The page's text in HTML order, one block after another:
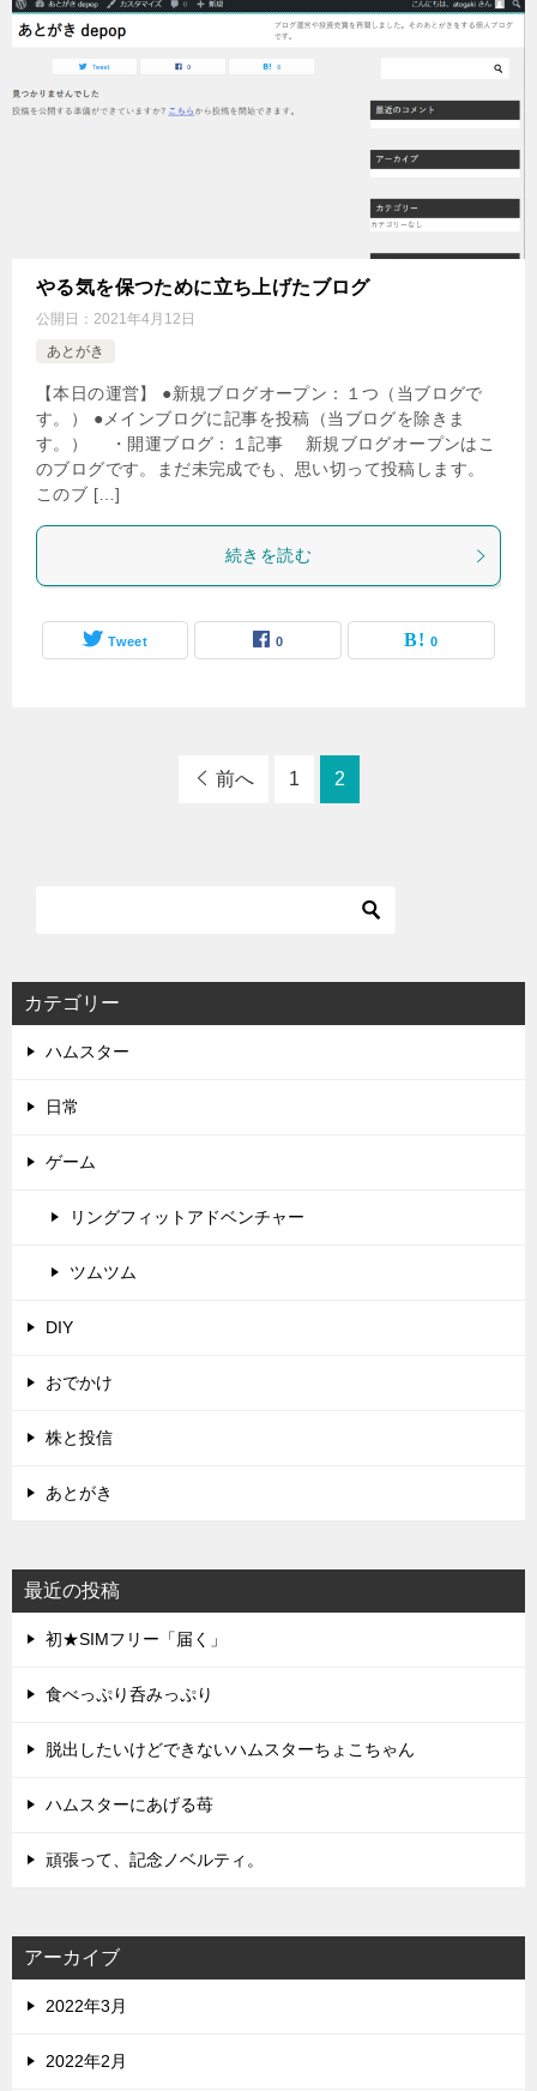
やる気を保つために立ち上げたブログ
公開日： 2021年4月12日
あとがき
【本日の運営】 ●新規ブログオープン：１つ（当ブログで
す。） ●メインブログに記事を投稿（当ブログを除きま
す。） ・開運ブログ：１記事 新規ブログオープンはこ
のブログです。まだ未完成でも、思い切って投稿します。
このブ […]
続きを読む
Tweet 0 0
前へ 1 2
カテゴリー
ハムスター
日常
ゲーム
リングフィットアドベンチャー
ツムツム
DIY
おでかけ
株と投信
あとがき
最近の投稿
初★SIMフリー「届く」
食べっぷり呑みっぷり
脱出したいけどできないハムスターちょこちゃん
ハムスターにあげる苺
頑張って、記念ノベルティ。
アーカイブ
2022年3月
2022年2月